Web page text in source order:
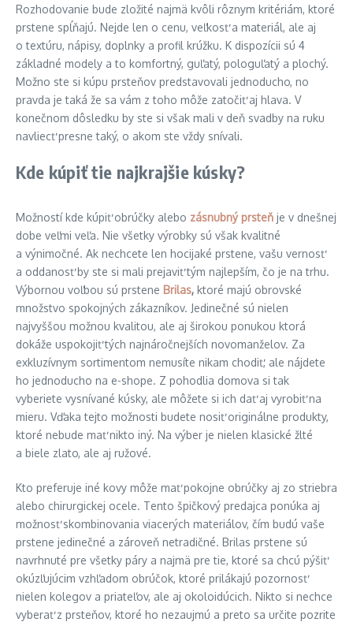
Rozhodovanie bude zložité najmä kvôli rôznym kritériám, ktoré
prstene spĺňajú. Nejde len o cenu, veľkosť a materiál, ale aj
o textúru, nápisy, doplnky a profil krúžku. K dispozícii sú 4
základné modely a to komfortný, guľatý, pologuľatý a plochý.
Možno ste si kúpu prsteňov predstavovali jednoducho, no
pravda je taká že sa vám z toho môže zatočiť aj hlava. V
konečnom dôsledku by ste si však mali v deň svadby na ruku
navliecť presne taký, o akom ste vždy snívali.
Kde kúpiť tie najkrajšie kúsky?
Možností kde kúpiť obrúčky alebo zásnubný prsteň je v dnešnej
dobe veľmi veľa. Nie všetky výrobky sú však kvalitné
a výnimočné. Ak nechcete len hocijaké prstene, vašu vernosť
a oddanosť by ste si mali prejaviť tým najlepším, čo je na trhu.
Výbornou voľbou sú prstene Brilas, ktoré majú obrovské
množstvo spokojných zákazníkov. Jedinečné sú nielen
najvyššou možnou kvalitou, ale aj širokou ponukou ktorá
dokáže uspokojiť tých najnáročnejších novomanželov. Za
exkluzívnym sortimentom nemusíte nikam chodiť, ale nájdete
ho jednoducho na e-shope. Z pohodlia domova si tak
vyberiete vysnívané kúsky, ale môžete si ich dať aj vyrobiť na
mieru. Vďaka tejto možnosti budete nosiť originálne produkty,
ktoré nebude mať nikto iný. Na výber je nielen klasické žlté
a biele zlato, ale aj ružové.
Kto preferuje iné kovy môže mať pokojne obrúčky aj zo striebra
alebo chirurgickej ocele. Tento špičkový predajca ponúka aj
možnosť skombinovania viacerých materiálov, čím budú vaše
prstene jedinečné a zároveň netradičné. Brilas prstene sú
navrhnuté pre všetky páry a najmä pre tie, ktoré sa chcú pýšiť
okúzľujúcim vzhľadom obrúčok, ktoré prilákajú pozornosť
nielen kolegov a priateľov, ale aj okoloidúcich. Nikto si nechce
vyberať z prsteňov, ktoré ho nezaujmú a preto sa určite pozrite